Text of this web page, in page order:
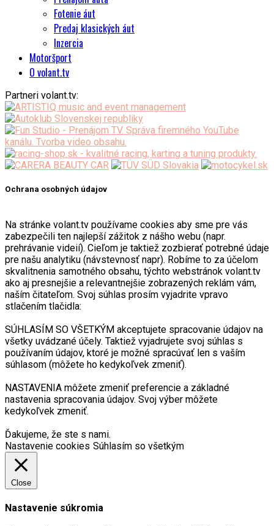
Fotenie áut
Predaj klasických áut
Inzercia
Motoršport
O volant.tv
Partneri volant.tv:
Ochrana osobných údajov
Na stránke volant.tv používame cookies aby sme pre vás
zabezpečili ten najlepší zážitok z nášho webu (napr.
prehrávanie videií). Cieľom je taktiež zozbierať potrebné údaje
pre našu analytiku (návstevnosť napr). Robíme to za účelom
skvalitnenia samotného obsahu, týchto webstránok volant.tv
ako aj presnejšie a relevantnejšie zobrazených reklám vám,
naším čitateľom. Svoj súhlas prosím vyjadrite vpravo
stlačením tlačidla:
SÚHLASÍM SO VŠETKÝM akceptujete spracovanie údajov na
všetky uvádzané účely. Taktiež vyjadrujete svoj súhlas s
používaním údajov, ktoré je možné spracúvať len s vaším
súhlasom (môžete ho kedykoľvek zmeniť).
NASTAVENIA môžete zmeniť preferencie a základné
nastavenia spracovania údajov. Svoj výber môžete
kedykoľvek zmeniť.
Ďakujeme, že ste s nami.
Nastavenie cookies Súhlasím so všetkým
Close
Nastavenie súkromia